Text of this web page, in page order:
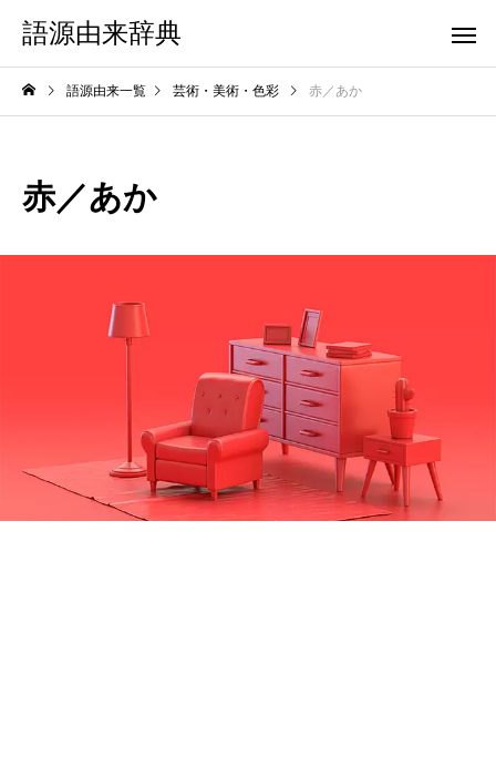
語源由来辞典
語源由来一覧 芸術・美術・色彩 赤／あか
赤／あか